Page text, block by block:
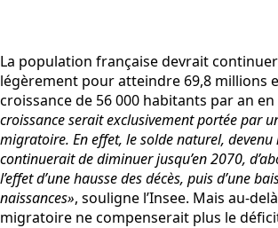
La population française devrait
légèrement pour atteindre 69,8 millions
croissance de 56 000 habitants par an
croissance serait exclusivement portée par
migratoire. En effet, le solde naturel,
continuerait de diminuer jusqu’en 2070,
l’effet d’une hausse des décès, puis d’une
naissances», souligne l’Insee. Mais au-
migratoire ne compenserait plus le